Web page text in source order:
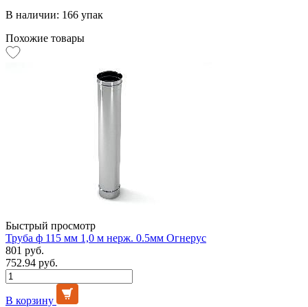
В наличии: 166 упак
Похожие товары
Быстрый просмотр
Труба ф 115 мм 1,0 м нерж. 0.5мм Огнерус
801 руб.
752.94 руб.
В корзину